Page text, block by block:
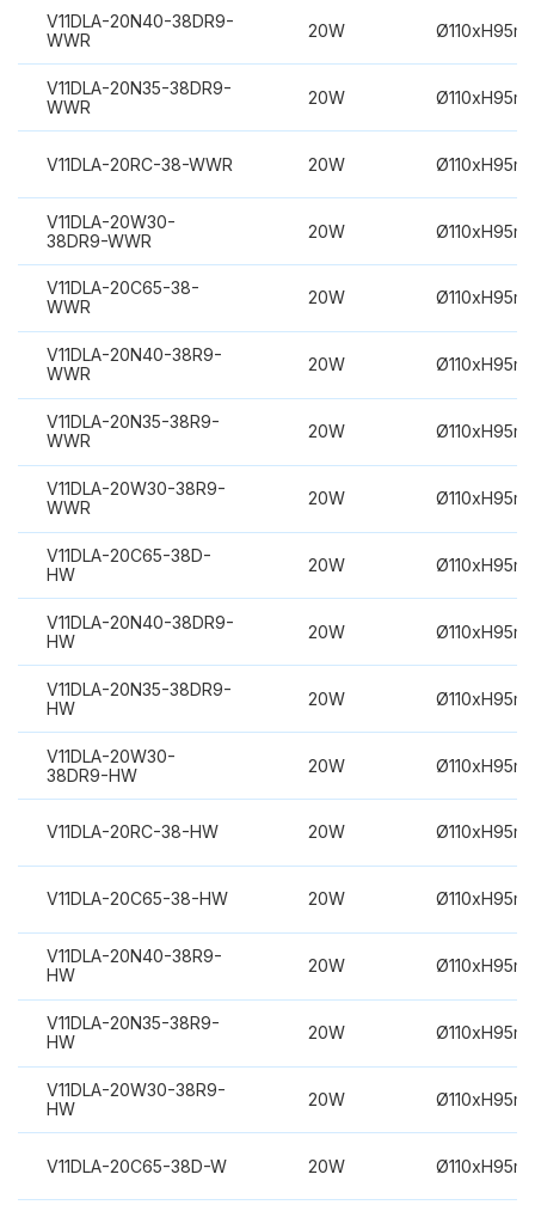
V11DLA-20N40-38DR9-
WWR
20W
V11DLA-20N35-38DR9-
WWR
20W
V11DLA-20RC-38-WWR 20W
V11DLA-20W30-
38DR9-WWR
20W
V11DLA-20C65-38-
WWR
20W
V11DLA-20N40-38R9-
WWR
20W
V11DLA-20N35-38R9-
WWR
20W
V11DLA-20W30-38R9-
WWR
20W
V11DLA-20C65-38D-
HW
20W
V11DLA-20N40-38DR9-
HW
20W
V11DLA-20N35-38DR9-
HW
20W
V11DLA-20W30-
38DR9-HW
20W
V11DLA-20RC-38-HW 20W
V11DLA-20C65-38-HW 20W
V11DLA-20N40-38R9-
HW
20W
V11DLA-20N35-38R9-
HW
20W
V11DLA-20W30-38R9-
HW
20W
V11DLA-20C65-38D-W 20W